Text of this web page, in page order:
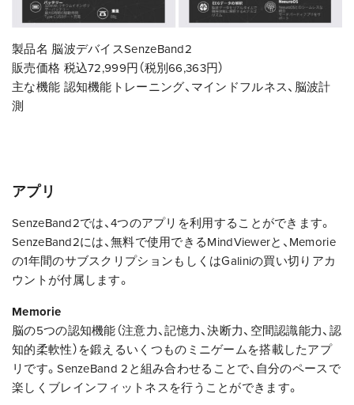
製品名 脳波デバイスSenzeBand2
販売価格 税込72,999円（税別66,363円）
主な機能 認知機能トレーニング、マインドフルネス、脳波計
測
アプリ
SenzeBand2では、4つのアプリを利用することができます。
SenzeBand2には、無料で使用できるMindViewerと、Memorie
の1年間のサブスクリプションもしくはGaliniの買い切りアカ
ウントが付属します。
Memorie
脳の5つの認知機能（注意力、記憶力、決断力、空間認識能力、認
知的柔軟性）を鍛えるいくつものミニゲームを搭載したアプ
リです。SenzeBand 2と組み合わせることで、自分のペースで
楽しくブレインフィットネスを行うことができます。